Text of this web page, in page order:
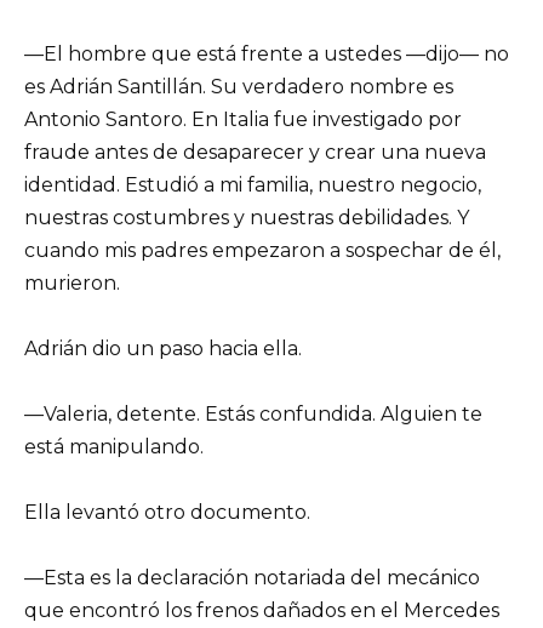
—El hombre que está frente a ustedes —dijo— no
es Adrián Santillán. Su verdadero nombre es
Antonio Santoro. En Italia fue investigado por
fraude antes de desaparecer y crear una nueva
identidad. Estudió a mi familia, nuestro negocio,
nuestras costumbres y nuestras debilidades. Y
cuando mis padres empezaron a sospechar de él,
murieron.
Adrián dio un paso hacia ella.
—Valeria, detente. Estás confundida. Alguien te
está manipulando.
Ella levantó otro documento.
—Esta es la declaración notariada del mecánico
que encontró los frenos dañados en el Mercedes